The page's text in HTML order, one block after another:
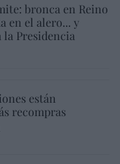
bronca en Reino
en el alero... y
Presidencia
están
recompras